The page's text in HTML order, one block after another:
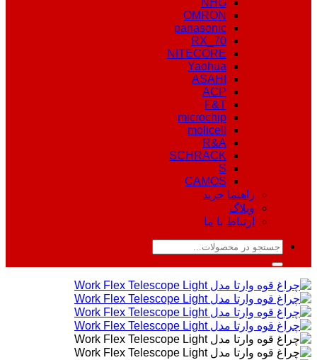
NHG
OMRON
panasonic
RX_70
NITECORE
Yaohua
ASAHI
ACP
F&T
microchip
molicell
R&A
SCHRACK
S
CAMOS
راهنما خرید
وبلاگ
ارتباط با ما
جستجو